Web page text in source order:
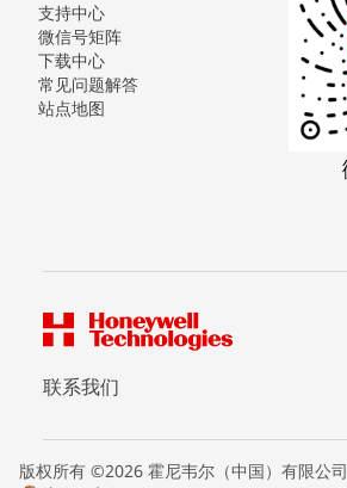
支持中心
微信号矩阵
下载中心
常见问题解答
站点地图
联系我们
版权所有 ©2026 霍尼韦尔（中国）有限公司